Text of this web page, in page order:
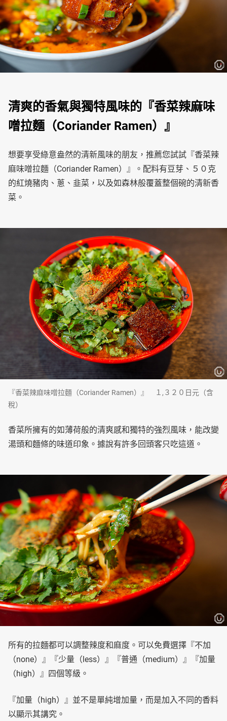
清爽的香氣與獨特風味的『香菜辣麻味
噌拉麵（Coriander Ramen）』
想要享受綠意盎然的清新風味的朋友，推薦您試試『香菜辣
麻味噌拉麵（Coriander Ramen）』。配料有豆芽、５０克
的紅燒豬肉、蔥、韭菜，以及如森林般覆蓋整個碗的清新香
菜。
『香菜辣麻味噌拉麵（Coriander Ramen）』 １,３２０日元（含
稅）
香菜所擁有的如薄荷般的清爽感和獨特的強烈風味，能改變
湯頭和麵條的味道印象。據說有許多回頭客只吃這道。
所有的拉麵都可以調整辣度和麻度。可以免費選擇『不加
（none）』『少量（less）』『普通（medium）』『加量
（high）』四個等級。
『加量（high）』並不是單純增加量，而是加入不同的香料
以顯示其講究。